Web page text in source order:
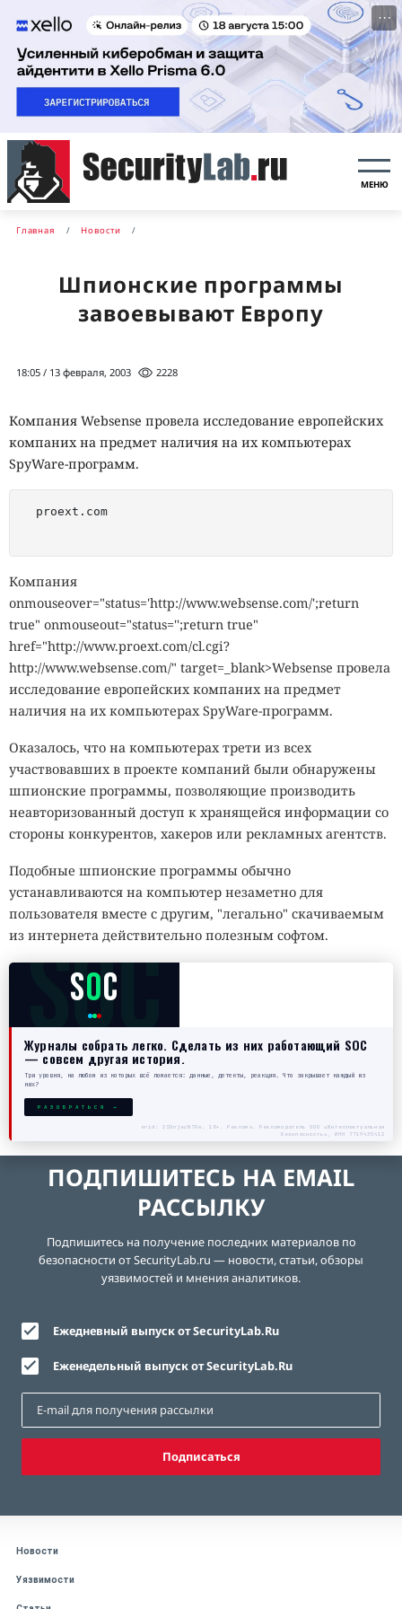
···
МЕНЮ
Главная Новости
Шпионские программы
завоевывают Европу
18:05 / 13 февраля, 2003 2228
Компания Websense провела исследование европейских
компаних на предмет наличия на их компьютерах
SpyWare-программ.
  proext.com
Компания
onmouseover="status='http://www.websense.com/';return
true" onmouseout="status='';return true"
href="http://www.proext.com/cl.cgi?
http://www.websense.com/" target=_blank>Websense провела
исследование европейских компаних на предмет
наличия на их компьютерах SpyWare-программ.
Оказалось, что на компьютерах трети из всех
участвовавших в проекте компаний были обнаружены
шпионские программы, позволяющие производить
неавторизованный доступ к хранящейся информации со
стороны конкурентов, хакеров или рекламных агентств.
Подобные шпионские программы обычно
устанавливаются на компьютер незаметно для
пользователя вместе с другим, "легально" скачиваемым
из интернета действительно полезным софтом.
SOC
SOC
Журналы собрать легко. Сделать из них работающий SOC
— совсем другая история.
Три уровня, на любом из которых всё ломается: данные, детекты, реакция. Что закрывает каждый из
них?
РАЗОБРАТЬСЯ →
erid: 2SDnjecN7Gw. 18+. Реклама. Рекламодатель ООО «Интеллектуальная
безопасность», ИНН 7719435412
ПОДПИШИТЕСЬ НА EMAIL
РАССЫЛКУ
Подпишитесь на получение последних материалов по
безопасности от SecurityLab.ru — новости, статьи, обзоры
уязвимостей и мнения аналитиков.
Ежедневный выпуск от SecurityLab.Ru
Еженедельный выпуск от SecurityLab.Ru
Подписаться
Новости
Уязвимости